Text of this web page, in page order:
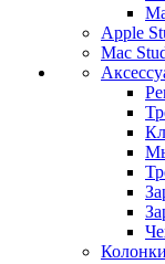
Apple
Mac
Колонки